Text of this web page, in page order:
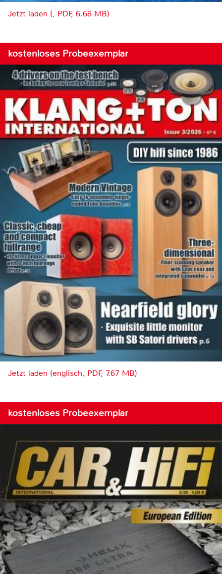
Jetzt laden (, PDF, 6.68 MB)
kostenloses Probeexemplar
Jetzt laden (englisch, PDF, 7.67 MB)
kostenloses Probeexemplar